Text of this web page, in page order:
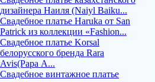
дизайнера Наиля (Naiyl Baiku...
Свадебное платье Haruka от San
Patrick из коллекции «Fashion...
Свадебное платье Korsal
белорусского бренда Rara
Avis(Рара А...
Свадебное винтажное платье